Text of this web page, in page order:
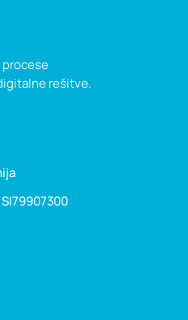
rešitve.
SI79907300